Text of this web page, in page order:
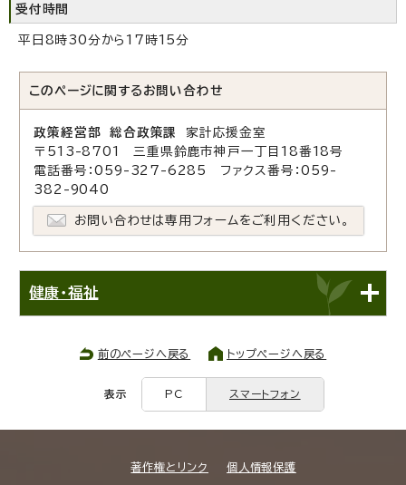
受付時間
平日8時30分から17時15分
このページに関する お問い合わせ
政策経営部 総合政策課
家計応援金室
〒513-8701 三重県鈴鹿市神戸一丁目18番18号
電話番号：059-327-6285 ファクス番号：059-
382-9040
お問い合わせは専用フォームをご利用ください。
健康・福祉
前のページへ戻る トップページへ戻る
表示 PC スマートフォン
著作権とリンク 個人情報保護